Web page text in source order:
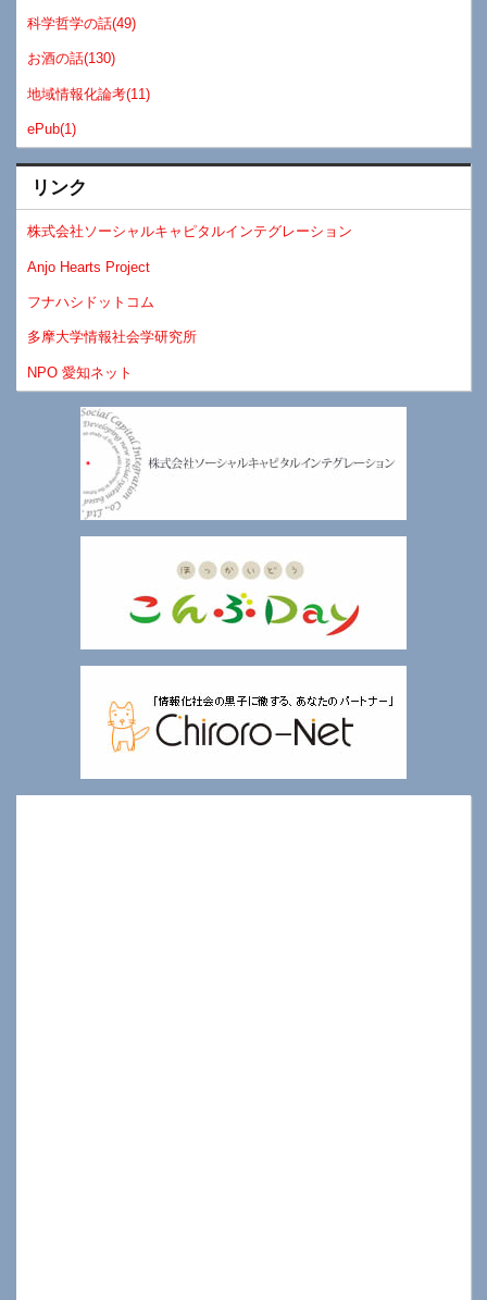
科学哲学の話(49)
お酒の話(130)
地域情報化論考(11)
ePub(1)
リンク
株式会社ソーシャルキャピタルインテグレーション
Anjo Hearts Project
フナハシドットコム
多摩大学情報社会学研究所
NPO 愛知ネット